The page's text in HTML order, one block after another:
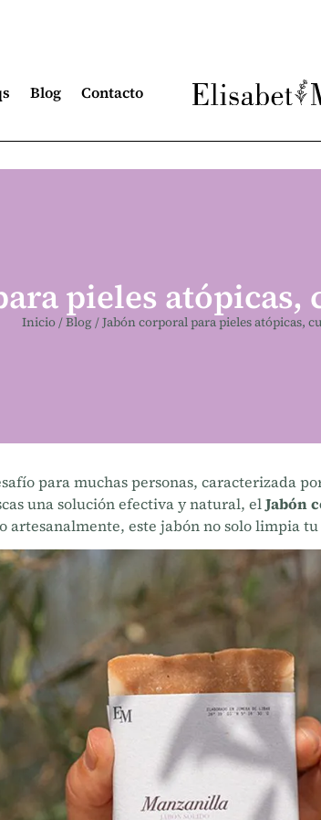
Blog Contacto
pieles
Inicio/Blog /Jabón corporal para pieles atópicas,
para muchas personas, caracterizada
una solución efectiva y natural, elJabón
artesanalmente, este jabón no solo limpia